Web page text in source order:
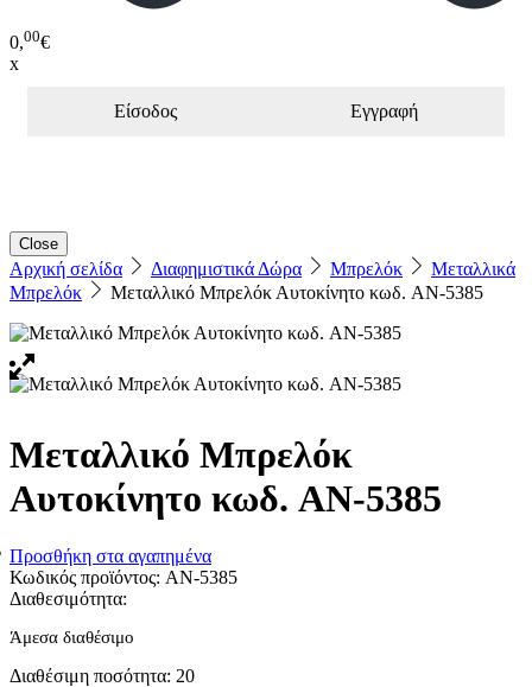
0,00€
x
Είσοδος Εγγραφή
Close
Αρχική σελίδα Διαφημιστικά Δώρα Μπρελόκ
Μεταλλικά
Μπρελόκ
Μεταλλικό Μπρελόκ Αυτοκίνητο κωδ. AN-5385
Μεταλλικό Μπρελόκ
Αυτοκίνητο κωδ. AN-5385
Προσθήκη στα αγαπημένα
Κωδικός προϊόντος: AN-5385
Διαθεσιμότητα:
Άμεσα διαθέσιμο
Διαθέσιμη ποσότητα: 20